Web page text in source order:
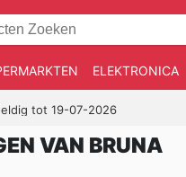
ELEKTRONICA
tot 19-07-2026
VAN BRUNA